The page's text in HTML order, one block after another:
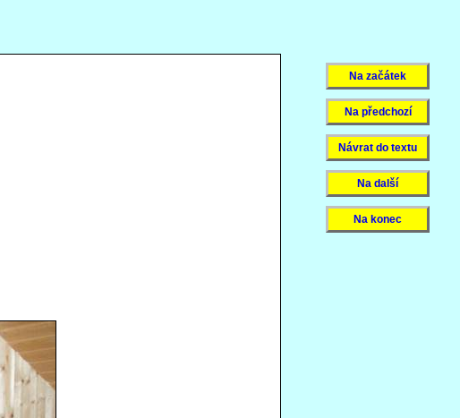
Na začátek
Na předchozí
Návrat do textu
Na další
Na konec